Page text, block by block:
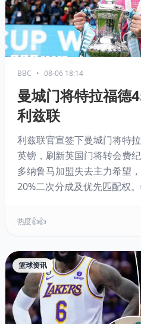
BBC • 08-06 18:14
曼城门将特拉福德
利兹联
利兹联官宣签下曼城门将特
英镑，刷新英国门将转会费
多纳鲁马加盟失去主力希望
20%二次分成及优先匹配权
84.47%。利兹联主帅法尔克
热度 👍👍
篮球资讯